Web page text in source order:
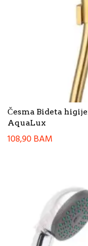
Česma Bideta
AquaLux
108,90BAM